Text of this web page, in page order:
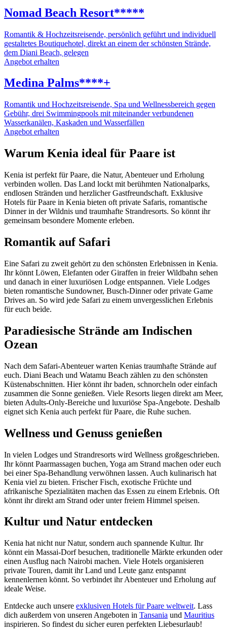
Nomad Beach Resort*****
Romantik & Hochzeitsreisende, persönlich geführt und individuell
gestaltetes Boutiquehotel, direkt an einem der schönsten Strände,
dem Diani Beach, gelegen
Angebot erhalten
Medina Palms****+
Romantik und Hochzeitsreisende, Spa und Wellnessbereich gegen
Gebühr, drei Swimmingpools mit miteinander verbundenen
Wasserkanälen, Kaskaden und Wasserfällen
Angebot erhalten
Warum Kenia ideal für Paare ist
Kenia ist perfekt für Paare, die Natur, Abenteuer und Erholung
verbinden wollen. Das Land lockt mit berühmten Nationalparks,
endlosen Stränden und herzlicher Gastfreundschaft. Exklusive
Hotels für Paare in Kenia bieten oft private Safaris, romantische
Dinner in der Wildnis und traumhafte Strandresorts. So könnt ihr
gemeinsam besondere Momente erleben.
Romantik auf Safari
Eine Safari zu zweit gehört zu den schönsten Erlebnissen in Kenia.
Ihr könnt Löwen, Elefanten oder Giraffen in freier Wildbahn sehen
und danach in einer luxuriösen Lodge entspannen. Viele Lodges
bieten romantische Sundowner, Busch-Dinner oder private Game
Drives an. So wird jede Safari zu einem unvergesslichen Erlebnis
für euch beide.
Paradiesische Strände am Indischen
Ozean
Nach dem Safari-Abenteuer warten Kenias traumhafte Strände auf
euch. Diani Beach und Watamu Beach zählen zu den schönsten
Küstenabschnitten. Hier könnt ihr baden, schnorcheln oder einfach
zusammen die Sonne genießen. Viele Resorts liegen direkt am Meer,
bieten Adults-Only-Bereiche und luxuriöse Spa-Angebote. Deshalb
eignet sich Kenia auch perfekt für Paare, die Ruhe suchen.
Wellness und Genuss genießen
In vielen Lodges und Strandresorts wird Wellness großgeschrieben.
Ihr könnt Paarmassagen buchen, Yoga am Strand machen oder euch
bei einer Spa-Behandlung verwöhnen lassen. Auch kulinarisch hat
Kenia viel zu bieten. Frischer Fisch, exotische Früchte und
afrikanische Spezialitäten machen das Essen zu einem Erlebnis. Oft
könnt ihr direkt am Strand oder unter freiem Himmel speisen.
Kultur und Natur entdecken
Kenia hat nicht nur Natur, sondern auch spannende Kultur. Ihr
könnt ein Massai-Dorf besuchen, traditionelle Märkte erkunden oder
einen Ausflug nach Nairobi machen. Viele Hotels organisieren
private Touren, damit ihr Land und Leute ganz entspannt
kennenlernen könnt. So verbindet ihr Abenteuer und Erholung auf
ideale Weise.
Entdecke auch unsere exklusiven Hotels für Paare weltweit. Lass
dich außerdem von unseren Angeboten in Tansania und Mauritius
inspirieren. So findest du sicher euren perfekten Liebesurlaub!